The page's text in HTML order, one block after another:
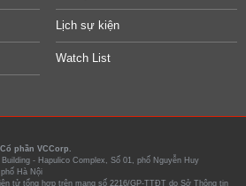
Lịch sự kiện
Watch List
phần VCCorp.
- Hapulico Complex, Số 01, phố Nguyễn Huy
Hà Nội
tử tổng hợp trên mạng số 2216/GP-TTĐT do Sở Thông tin